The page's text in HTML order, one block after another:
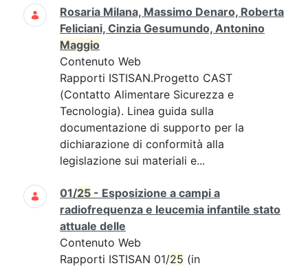
Rosaria Milana, Massimo Denaro, Roberta
Feliciani, Cinzia Gesumundo, Antonino
Maggio
Contenuto Web
Rapporti ISTISAN.Progetto CAST
(Contatto Alimentare Sicurezza e
Tecnologia). Linea guida sulla
documentazione di supporto per la
dichiarazione di conformità alla
legislazione sui materiali e...
01/25 - Esposizione a campi a
radiofrequenza e leucemia infantile stato
attuale delle
Contenuto Web
Rapporti ISTISAN 01/25 (in